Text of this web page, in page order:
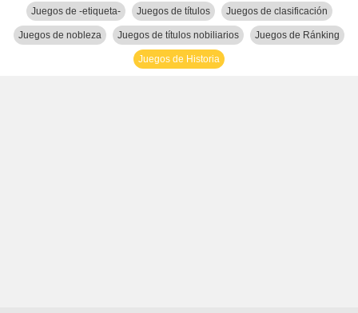
Juegos de -etiqueta- Juegos de títulos Juegos de clasificación
Juegos de nobleza Juegos de títulos nobiliarios Juegos de Ránking
Juegos de Historia